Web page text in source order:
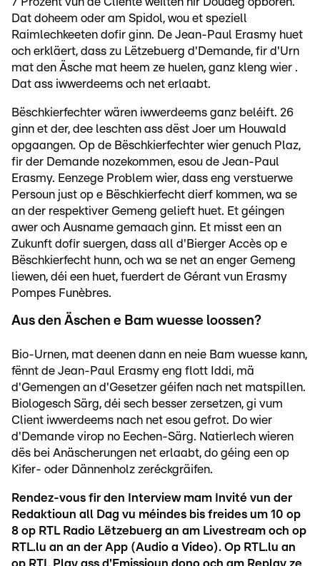
Dat doheem oder am Spidol, wou et speziell
Raimlechkeeten dofir ginn. De Jean-Paul Erasmy huet
och erkläert, dass zu Lëtzebuerg d'Demande, fir d'Urn
mat den Äsche mat heem ze huelen, ganz kleng wier .
Dat ass iwwerdeems och net erlaabt.
Bëschkierfechter wären iwwerdeems ganz beléift. 26
ginn et der, dee leschten ass dëst Joer um Houwald
opgaangen. Op de Bëschkierfechter wier genuch Plaz,
fir der Demande nozekommen, esou de Jean-Paul
Erasmy. Eenzege Problem wier, dass eng verstuerwe
Persoun just op e Bëschkierfecht dierf kommen, wa se
an der respektiver Gemeng gelieft huet. Et géingen
awer och Ausname gemaach ginn. Et misst een an
Zukunft dofir suergen, dass all d'Bierger Accès op e
Bëschkierfecht hunn, och wa se net an enger Gemeng
liewen, déi een huet, fuerdert de Gérant vun Erasmy
Pompes Funèbres.
Aus den Äschen e Bam wuesse loossen?
Bio-Urnen, mat deenen dann en neie Bam wuesse kann,
fënnt de Jean-Paul Erasmy eng flott Iddi, mä
d'Gemengen an d'Gesetzer géifen nach net matspillen.
Biologesch Särg, déi sech besser zersetzen, gi vum
Client iwwerdeems nach net esou gefrot. Do wier
d'Demande virop no Eechen-Särg. Natierlech wieren
dës bei Anäscherungen net erlaabt, do géing een op
Kifer- oder Dännenholz zeréckgräifen.
Rendez-vous fir den Interview mam Invité vun der
Redaktioun all Dag vu méindes bis freides um 10 op
8 op RTL Radio Lëtzebuerg an am Livestream och op
RTL.lu an an der App (Audio a Video). Op RTL.lu an
op RTL Play ass d'Emissioun dono och am Replay ze